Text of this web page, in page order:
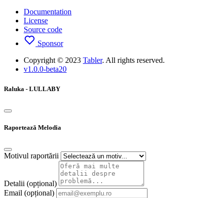
Documentation
License
Source code
Sponsor
Copyright © 2023 Tabler. All rights reserved.
v1.0.0-beta20
Raluka - LULLABY
Raportează Melodia
Motivul raportării
Detalii (opțional)
Email (opțional)